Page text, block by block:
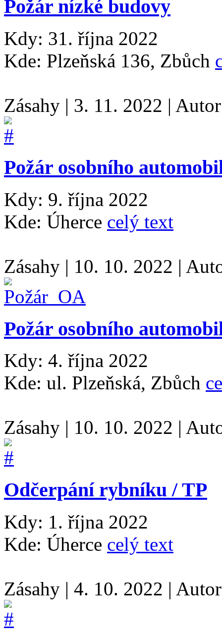
Požár nízké budovy
Kdy: 31. října 2022
Kde: Plzeňská 136, Zbůch
Zásahy | 3. 11. 2022 |
Požár osobního
Kdy: 9. října 2022
Kde: Úherce celý text
Zásahy | 10. 10. 2022 |
Požár osobního
Kdy: 4. října 2022
Kde: ul. Plzeňská, Zbůch
Zásahy | 10. 10. 2022 |
Odčerpání rybníku / TP
Kdy: 1. října 2022
Kde: Úherce celý text
Zásahy | 4. 10. 2022 |